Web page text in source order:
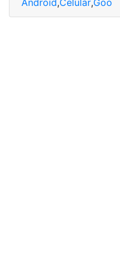
Android,Celular,Google